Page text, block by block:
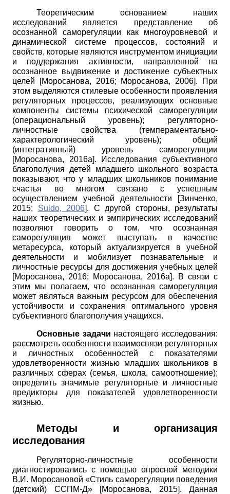
Теоретическим основанием наших
исследований является представление об
осознанной саморегуляции как многоуровневой и
динамической системе процессов, состояний и
свойств, которые являются инструментом инициации
и поддержания активности, направленной на
осознанное выдвижение и достижение субъектных
целей
[Моросанова, 2016; Моросанова, 2006]. При
этом выделяются стилевые особенности проявления
регуляторных процессов, реализующих основные
компоненты системы психической саморегуляции
(операциональный уровень); регуляторно-
личностные свойства (темпераментально-
характерологический уровень); общий
(интегративный) уровень саморегуляции
[Моросанова, 2016а]. Исследования субъективного
благополучия детей младшего школьного возраста
показывают, что у младших школьников понимание
счастья во многом связано с успешным
осуществлением учебной деятельности
[Зинченко,
2015; Suldo, 2006]. С другой стороны, результаты
наших теоретических и эмпирических исследований
позволяют говорить о том, что осознанная
саморегуляция может выступать в качестве
метаресурса, который актуализируется в учебной
деятельности и мобилизует познавательные и
личностные ресурсы для достижения учебных целей
[Моросанова, 2016; Моросанова, 2016а]. В связи с
этим мы полагаем, что осознанная саморегуляция
может являться важным ресурсом для обеспечения
устойчивости и сохранения оптимального уровня
субъективного благополучия учащихся.
Основные задачи настоящего исследования:
рассмотреть особенности взаимосвязи регуляторных
и личностных особенностей с показателями
удовлетворенности жизнью младших школьников в
различных сферах (семья, школа, самоотношение);
определить значимые регуляторные и личностные
предикторы для показателей удовлетворенности
жизнью.
Методы и организация
исследования
Регуляторно-личностные особенности
диагностировались с помощью опросной методики
В.И. Моросановой «Стиль саморегуляции поведения
(детский) ССПМ-Д»
Моросанова, 2015] . Данная